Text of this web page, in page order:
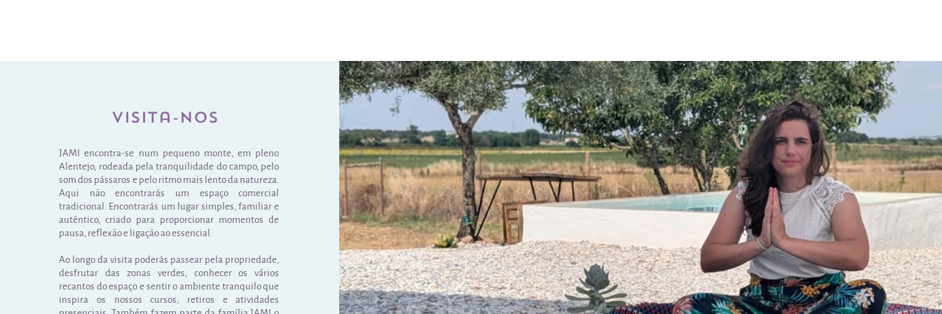
Visita-nos
JAMI encontra-se num pequeno monte, em pleno
Alentejo, rodeada pela tranquilidade do campo, pelo
som dos pássaros e pelo ritmo mais lento da natureza.
Aqui não encontrarás um espaço comercial
tradicional. Encontrarás um lugar simples, familiar e
autêntico, criado para proporcionar momentos de
pausa, reflexão e ligação ao essencial.
Ao longo da visita poderás passear pela propriedade,
desfrutar das zonas verdes, conhecer os vários
recantos do espaço e sentir o ambiente tranquilo que
inspira os nossos cursos, retiros e atividades